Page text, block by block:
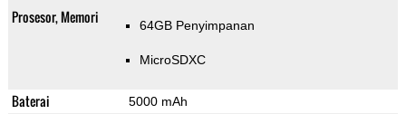
Prosesor, Memori 64GB Penyimpanan
MicroSDXC
Baterai 5000 mAh